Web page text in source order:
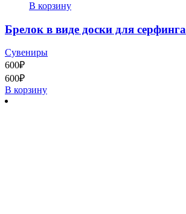
В корзину
Брелок в виде доски для серфинга
Сувениры
600₽
600₽
В корзину